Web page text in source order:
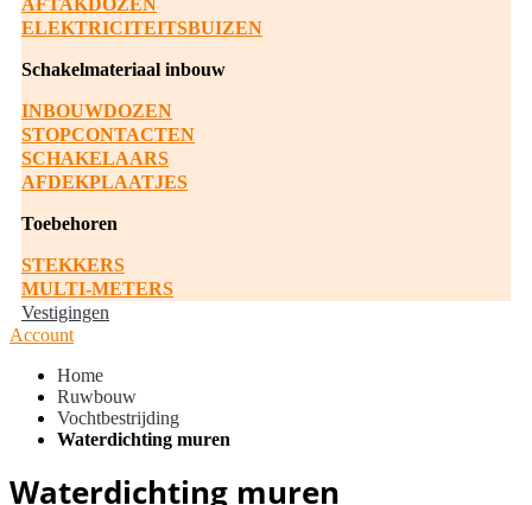
AFTAKDOZEN
ELEKTRICITEITSBUIZEN
Schakelmateriaal inbouw
INBOUWDOZEN
STOPCONTACTEN
SCHAKELAARS
AFDEKPLAATJES
Toebehoren
STEKKERS
MULTI-METERS
Vestigingen
Account
Home
Ruwbouw
Vochtbestrijding
Waterdichting muren
Waterdichting muren